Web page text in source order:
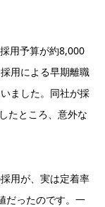
用予算が約8,000
用による早期離職
ました。同社が採
たところ、意外な
用が、実は定着率
だったのです。一